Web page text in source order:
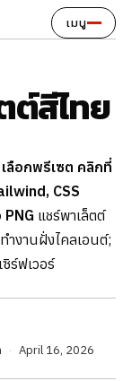
เมนู
ต์สีไทย
ลือกพรีเซต คลิกที่
CSS
แชร์พาเล็ตต์
ำงานฝั่งไคลเอนต์;
ร์ฟเวอร์
· April 16, 2026